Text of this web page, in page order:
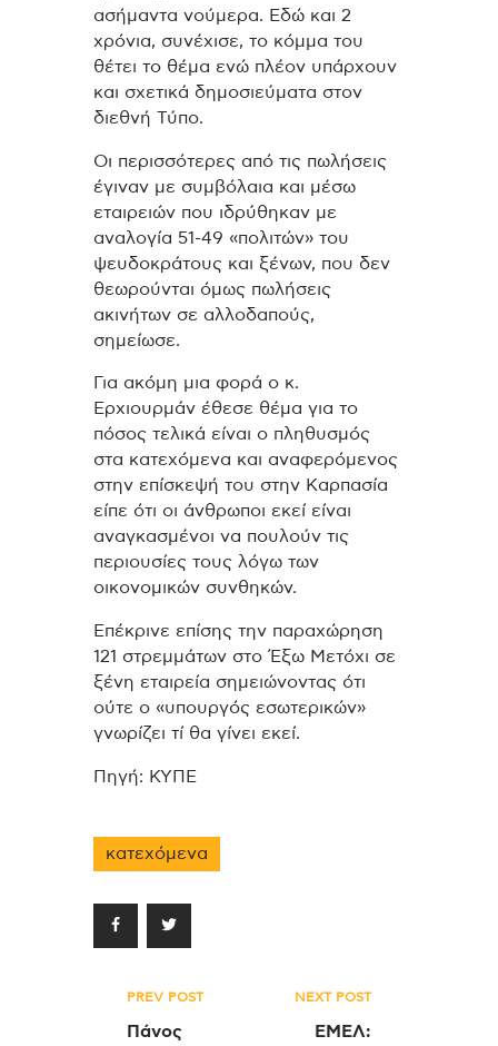
ασήμαντα νούμερα. Εδώ και 2
χρόνια, συνέχισε, το κόμμα του
θέτει το θέμα ενώ πλέον υπάρχουν
και σχετικά δημοσιεύματα στον
διεθνή Τύπο.
Οι περισσότερες από τις πωλήσεις
έγιναν με συμβόλαια και μέσω
εταιρειών που ιδρύθηκαν με
αναλογία 51-49 «πολιτών» του
ψευδοκράτους και ξένων, που δεν
θεωρούνται όμως πωλήσεις
ακινήτων σε αλλοδαπούς,
σημείωσε.
Για ακόμη μια φορά ο κ.
Ερχιουρμάν έθεσε θέμα για το
πόσος τελικά είναι ο πληθυσμός
στα κατεχόμενα και αναφερόμενος
στην επίσκεψή του στην Καρπασία
είπε ότι οι άνθρωποι εκεί είναι
αναγκασμένοι να πουλούν τις
περιουσίες τους λόγω των
οικονομικών συνθηκών.
Επέκρινε επίσης την παραχώρηση
121 στρεμμάτων στο Έξω Μετόχι σε
ξένη εταιρεία σημειώνοντας ότι
ούτε ο «υπουργός εσωτερικών»
γνωρίζει τί θα γίνει εκεί.
Πηγή: ΚΥΠΕ
κατεχόμενα
Πλοήγηση
άρθρων
PREV POST
Πάνος
NEXT POST
ΕΜΕΛ: